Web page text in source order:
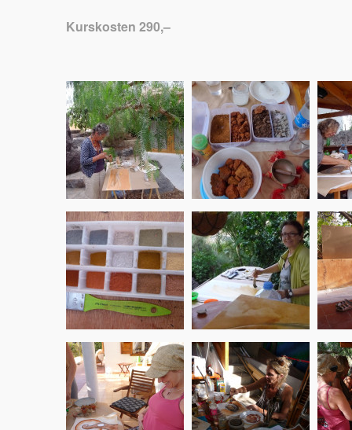
Kurskosten 290,–